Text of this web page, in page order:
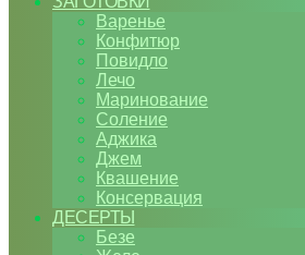
Варенье
Конфитюр
Повидло
Лечо
Маринование
Соление
Аджика
Джем
Квашение
Консервация
ДЕСЕРТЫ
Безе